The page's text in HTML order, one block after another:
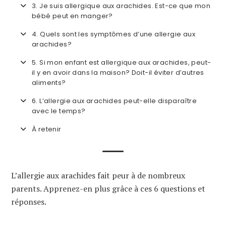
3. Je suis allergique aux arachides. Est-ce que mon
bébé peut en manger?
4. Quels sont les symptômes d’une allergie aux
arachides?
5. Si mon enfant est allergique aux arachides, peut-
il y en avoir dans la maison? Doit-il éviter d’autres
aliments?
6. L’allergie aux arachides peut-elle disparaître
avec le temps?
À retenir
L’allergie aux arachides fait peur à de nombreux
parents. Apprenez-en plus grâce à ces 6 questions et
réponses.